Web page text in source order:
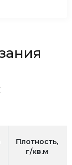
Плотность,
г/кв.м